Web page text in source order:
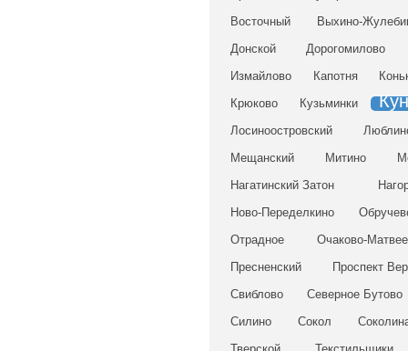
Восточный
Выхино-
Донской
Дорогомилово
Измайлово
Капотня
Крюково
Кузьминки
Лосиноостровский
Мещанский
Митино
Нагатинский Затон
Ново-Переделкино
Отрадное
Очаково-
Пресненский
Проспект
Свиблово
Северное Бутово
Силино
Сокол